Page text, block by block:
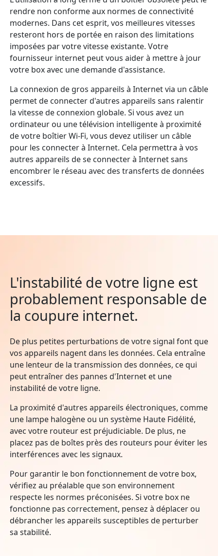
rendre non conforme aux normes de connectivité
modernes. Dans cet esprit, vos meilleures vitesses
resteront hors de portée en raison des limitations
imposées par votre vitesse existante. Votre
fournisseur internet peut vous aider à mettre à jour
votre box avec une demande d'assistance.
La connexion de gros appareils à Internet via un câble
permet de connecter d'autres appareils sans ralentir
la vitesse de connexion globale. Si vous avez un
ordinateur ou une télévision intelligente à proximité
de votre boîtier Wi-Fi, vous devez utiliser un câble
pour les connecter à Internet. Cela permettra à vos
autres appareils de se connecter à Internet sans
encombrer le réseau avec des transferts de données
excessifs.
L'instabilité de votre ligne est
probablement responsable de
la coupure internet.
De plus petites perturbations de votre signal font que
vos appareils nagent dans les données. Cela entraîne
une lenteur de la transmission des données, ce qui
peut entraîner des pannes d'Internet et une
instabilité de votre ligne.
La proximité d'autres appareils électroniques, comme
une lampe halogène ou un système Haute Fidélité,
avec votre routeur est préjudiciable. De plus, ne
placez pas de boîtes près des routeurs pour éviter les
interférences avec les signaux.
Pour garantir le bon fonctionnement de votre box,
vérifiez au préalable que son environnement
respecte les normes préconisées. Si votre box ne
fonctionne pas correctement, pensez à déplacer ou
débrancher les appareils susceptibles de perturber
sa stabilité.